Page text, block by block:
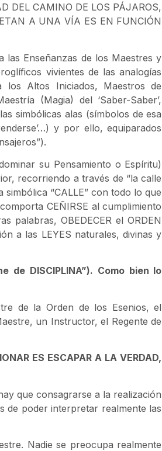
DEL CAMINO DE LOS PÁJAROS,
A UNA VÍA ES EN FUNCIÓN
las Enseñanzas de los Maestres y
vivientes de las analogías
los Altos Iniciados, Maestros de
(Magia) del ‘Saber-Saber’,
simbólicas alas (símbolos de esa
y por ello, equiparados
su Pensamiento o Espíritu)
recorriendo a través de “la calle
simbólica “CALLE” con todo lo que
CEÑIRSE al cumplimiento
palabras, OBEDECER el ORDEN
a las LEYES naturales, divinas y
de DISCIPLINA”). Como bien lo
de la Orden de los Esenios, el
un Instructor, el Regente de
ES ESCAPAR A LA VERDAD,
que consagrarse a la realización
de poder interpretar realmente las
Nadie se preocupa realmente